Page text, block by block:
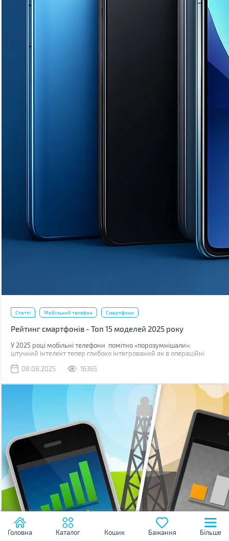
Статті Мобільний телефон Смартфони
Рейтинг смартфонів - Топ 15 моделей 2025 року
У 2025 році мобільні телефони помітно «порозумнішали»:
штучний інтелект тепер глибоко інтегрований як в операційні
08.08.2025
16365
Головна Каталог Кошик Бажання Більше